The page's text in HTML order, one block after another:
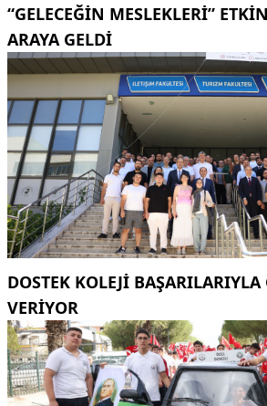
“GELECEĞIN MESLEKLERI”
ARAYA GELDI
DOSTEK KOLEJİ BAŞARILARIYLA
VERİYOR